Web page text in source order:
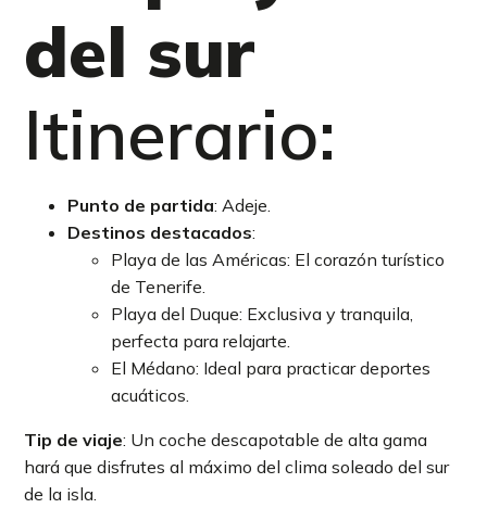
del sur
Itinerario:
Punto de partida: Adeje.
Destinos destacados:
Playa de las Américas: El corazón turístico
de Tenerife.
Playa del Duque: Exclusiva y tranquila,
perfecta para relajarte.
El Médano: Ideal para practicar deportes
acuáticos.
Tip de viaje: Un coche descapotable de alta gama
hará que disfrutes al máximo del clima soleado del sur
de la isla.